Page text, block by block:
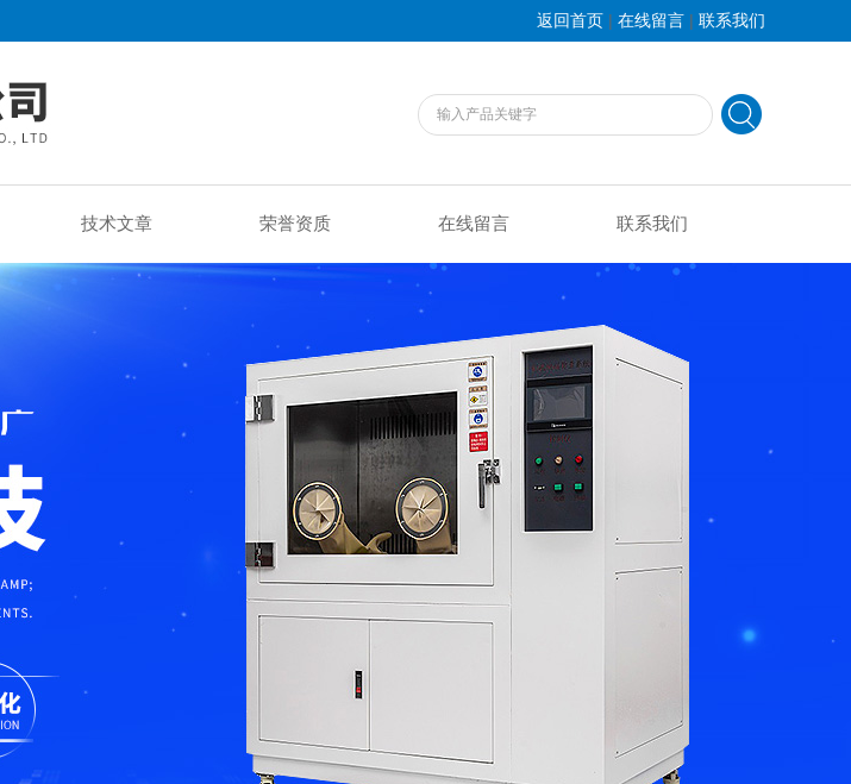
返回首页 | 在线留言 | 联系我们
技术文章 荣誉资质 在线留言 联系我们